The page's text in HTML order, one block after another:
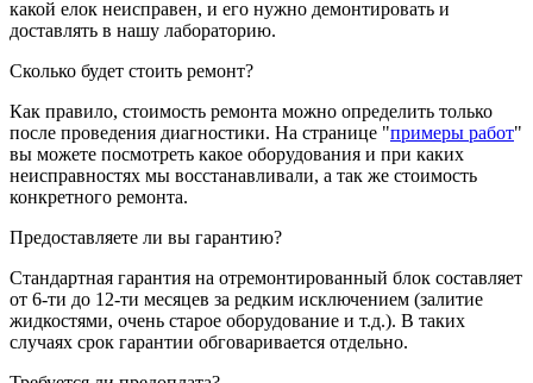
какой елок неисправен, и его нужно демонтировать и
доставлять в нашу лабораторию.
Сколько будет стоить ремонт?
Как правило, стоимость ремонта можно определить только
после проведения диагностики. На странице "примеры работ"
вы можете посмотреть какое оборудования и при каких
неисправностях мы восстанавливали, а так же стоимость
конкретного ремонта.
Предоставляете ли вы гарантию?
Стандартная гарантия на отремонтированный блок составляет
от 6-ти до 12-ти месяцев за редким исключением (залитие
жидкостями, очень старое оборудование и т.д.). В таких
случаях срок гарантии обговаривается отдельно.